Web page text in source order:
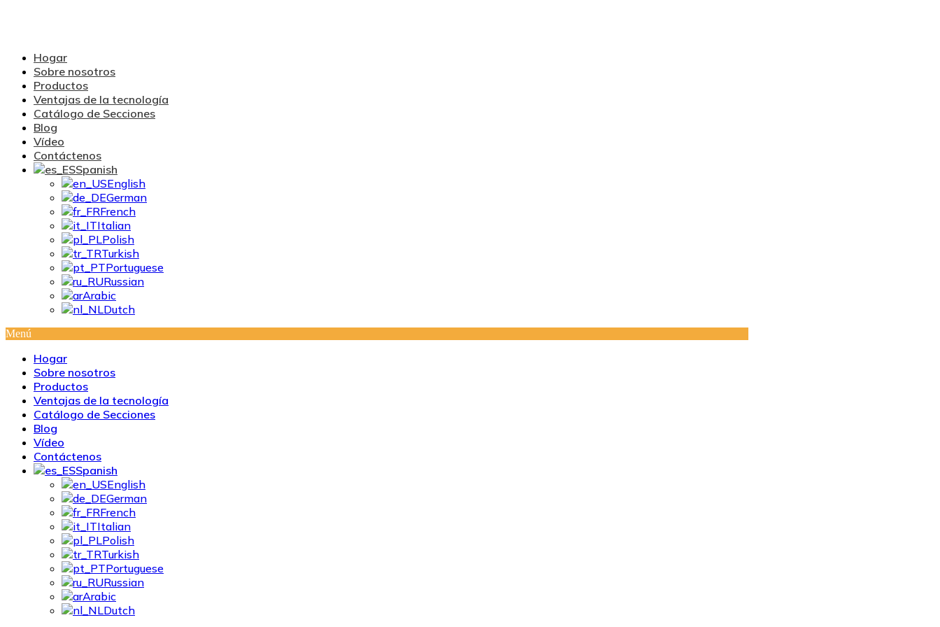
Hogar
Sobre nosotros
Productos
Ventajas de la tecnología
Catálogo de Secciones
Blog
Vídeo
Contáctenos
Spanish
English
German
French
Italian
Polish
Turkish
Portuguese
Russian
Arabic
Dutch
Menú
Hogar
Sobre nosotros
Productos
Ventajas de la tecnología
Catálogo de Secciones
Blog
Vídeo
Contáctenos
Spanish
English
German
French
Italian
Polish
Turkish
Portuguese
Russian
Arabic
Dutch